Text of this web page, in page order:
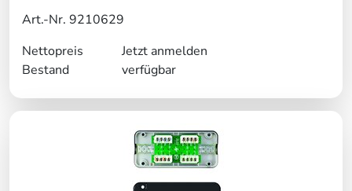
Art.-Nr. 9210629
Nettopreis
Jetzt anmelden
Bestand
verfügbar